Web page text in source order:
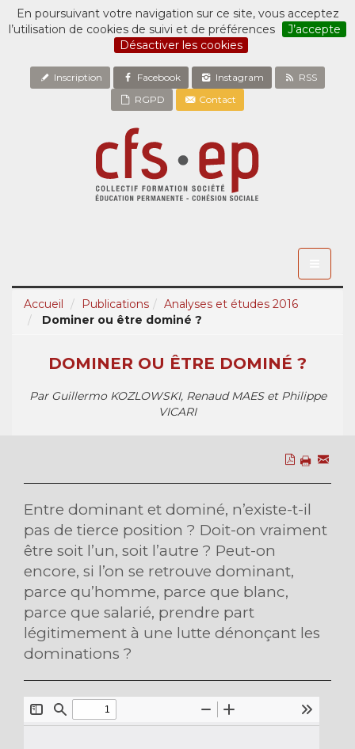
En poursuivant votre navigation sur ce site, vous acceptez
l’utilisation de cookies de suivi et de préférences
J’accepte
Désactiver les cookies
Inscription Facebook Instagram
RSS
RGPD
Contact
Accueil
Publications
Analyses et études 2016
Dominer ou être dominé ?
DOMINER OU ÊTRE DOMINÉ ?
Par Guillermo KOZLOWSKI, Renaud MAES et Philippe
VICARI
Entre dominant et dominé, n’existe-t-il
pas de tierce position ? Doit-on vraiment
être soit l’un, soit l’autre ? Peut-on
encore, si l’on se retrouve dominant,
parce qu’homme, parce que blanc,
parce que salarié, prendre part
légitimement à une lutte dénonçant les
dominations ?